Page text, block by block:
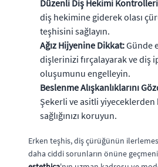
Düzenli Diş Hekimi
diş hekimine giderek olası
teşhisini sağlayın.
Ağız Hijyenine Dikkat:Günde
dişlerinizi fırçalayarak ve diş
oluşumunu engelleyin.
Beslenme Alışkanlıklarını
Şekerli ve asitli yiyeceklerden
sağlığınızı koruyun.
Erken teşhis, diş çürüğünün
daha ciddi sorunların önüne